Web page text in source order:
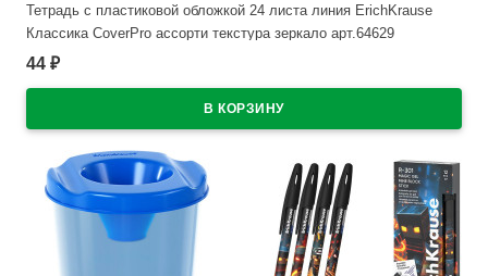
Тетрадь с пластиковой обложкой 24 листа линия ErichKrause
Классика CoverPrо ассорти текстура зеркало арт.64629
В наличии
44 ₽